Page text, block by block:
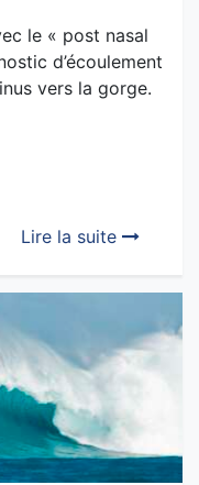
vers la gorge.
de la réalité